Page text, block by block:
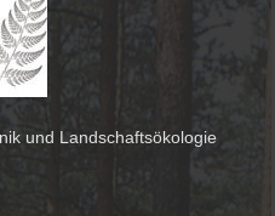
und Landschaftsökologie